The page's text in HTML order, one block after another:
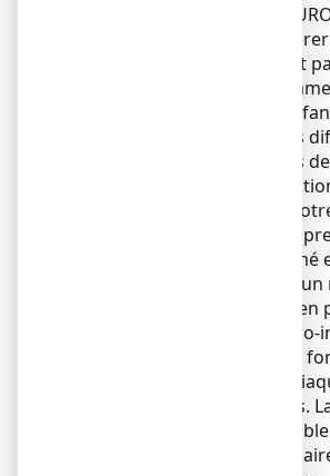
Si vous êtes une femme,
comprimé enrobé peut
fertilité. Son utilisation n'est
recommandée chez les
souhaitent concevoir un
femmes qui présentent des
procréer ou chez lesquelles
sur la fonction de
cours, veuillez en parler à
votre pharmacien avant de
NUROFEN 200 mg, comprimé
Les sujets âgés présentent
élevé d'effets indésirables,
pour les hémorragies gastro-
ulcères et perforations. Les
rénales, hépatiques et
être étroitement surveillées.
doit être la plus faible
durée la plus courte